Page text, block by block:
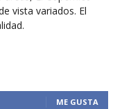
vista variados. El
ME GUSTA